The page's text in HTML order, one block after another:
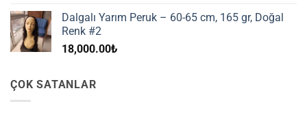
Dalgalı Yarım Peruk – 60-65 cm, 165 gr, Doğal
Renk #2
18,000.00₺
ÇOK SATANLAR